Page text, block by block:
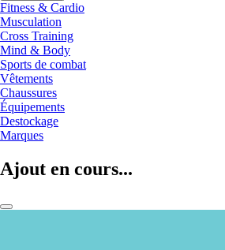
Fitness & Cardio
Musculation
Cross Training
Mind & Body
Sports de combat
Vêtements
Chaussures
Équipements
Destockage
Marques
Ajout en cours...